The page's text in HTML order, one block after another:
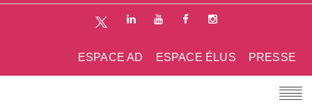
PRESSE
ESPACE ÉLUS
ESPACE AD